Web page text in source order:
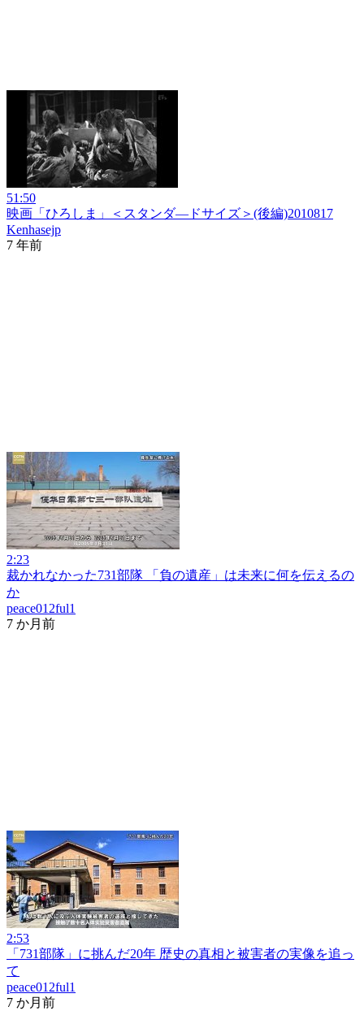
51:50
映画「ひろしま」＜スタンダ―ドサイズ＞(後編)2010817
Kenhasejp
7 年前
2:23
裁かれなかった731部隊 「負の遺産」は未来に何を伝えるの
か
peace012ful1
7 か月前
2:53
「731部隊」に挑んだ20年 歴史の真相と被害者の実像を追っ
て
peace012ful1
7 か月前